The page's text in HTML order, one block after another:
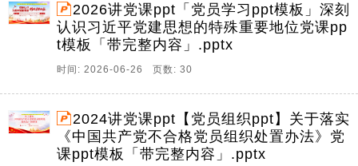
2026讲党课ppt「党员学习ppt模板」深刻
认识习近平党建思想的特殊重要地位党课pp
t模板「带完整内容」.pptx
时间: 2026-06-26 页数: 30
2024讲党课ppt【党员组织ppt】关于落实
《中国共产党不合格党员组织处置办法》党
课ppt模板「带完整内容」.pptx